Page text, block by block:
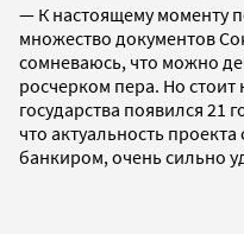
— К настоящему моменту
множество документов
сомневаюсь, что можно
росчерком пера. Но
государства появился 21
что актуальность проекта
банкиром, очень сильно